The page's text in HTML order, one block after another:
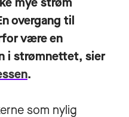
overgang til
være en
i strømnettet, sier
.
som nylig